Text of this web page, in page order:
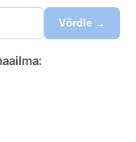
Võrdle →